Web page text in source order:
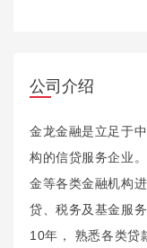
公司介绍
金龙金融是立足于
构的信贷服务企业
金等各类金融机构
贷、税务及基金服
10年， 熟悉各类贷